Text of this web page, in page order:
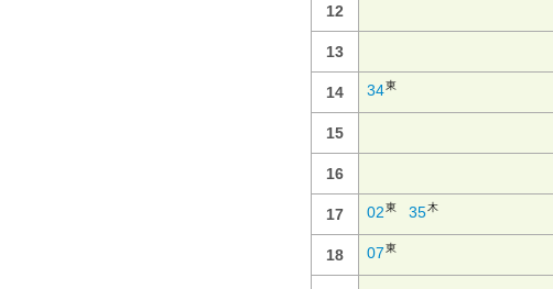
12
13
14 34東
15
16
17 02東 35木
18 07東